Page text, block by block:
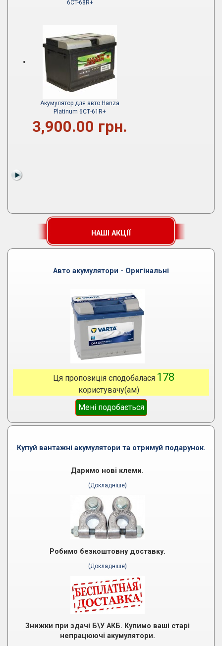
6CT-68R+
Акумулятор для авто Hanza
Platinum 6СТ-61R+
3,900.00 грн.
НАШІ АКЦІЇ
Авто акумулятори - Оригінальні
Ця пропозиція сподобалася 178
користувачу(ам)
Мені подобається
Купуй вантажні акумулятори та отримуй подарунок.
Даримо нові клеми.
(Докладніше)
Робимо безкоштовну доставку.
(Докладніше)
Знижки при здачі Б\У АКБ. Купимо ваші старі
непрацюючі акумулятори.